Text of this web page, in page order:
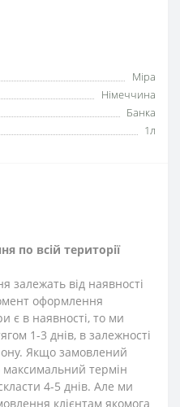
Mipa
Німеччина
Банка
1л
по всій території
залежать від наявності
оформлення
є в наявності, то ми
1-3 днів, в залежності
Якщо замовлений
максимальний термін
4-5 днів. Але ми
клієнтам якомога